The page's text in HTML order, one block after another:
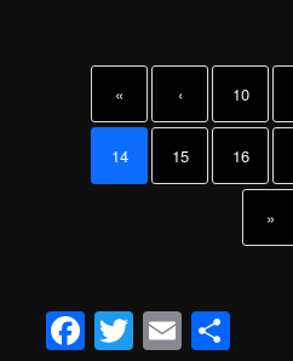
« ‹ 10
14 15 16
»
Facebook
Twitter
Email